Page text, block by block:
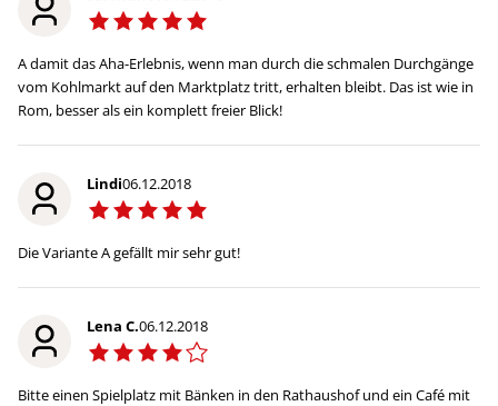
A damit das Aha-Erlebnis, wenn man durch die schmalen Durchgänge
vom Kohlmarkt auf den Marktplatz tritt, erhalten bleibt. Das ist wie in
Rom, besser als ein komplett freier Blick!
Lindi06.12.2018
Die Variante A gefällt mir sehr gut!
Lena C.06.12.2018
Bitte einen Spielplatz mit Bänken in den Rathaushof und ein Café mit